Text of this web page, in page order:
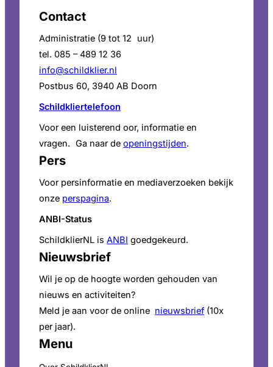
Contact
Administratie (9 tot 12 uur)
tel. 085 – 489 12 36
info@schildklier.nl
Postbus 60, 3940 AB Doorn
Schildkliertelefoon
Voor een luisterend oor, informatie en
vragen. Ga naar de openingstijden.
Pers
Voor persinformatie en mediaverzoeken bekijk
onze perspagina.
ANBI-Status
SchildklierNL is ANBI goedgekeurd.
Nieuwsbrief
Wil je op de hoogte worden gehouden van
nieuws en activiteiten?
Meld je aan voor de online nieuwsbrief (10x
per jaar).
Menu